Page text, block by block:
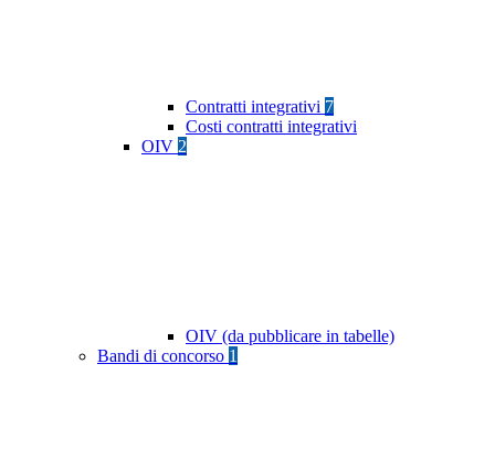
Contratti integrativi 7
Costi contratti integrativi
OIV 2
OIV (da pubblicare in tabelle)
Bandi di concorso 1